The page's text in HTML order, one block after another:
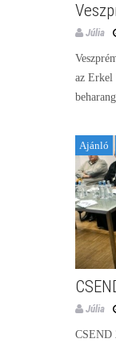
Júlia
az Erkel
Ajánló
Júlia
CSEND